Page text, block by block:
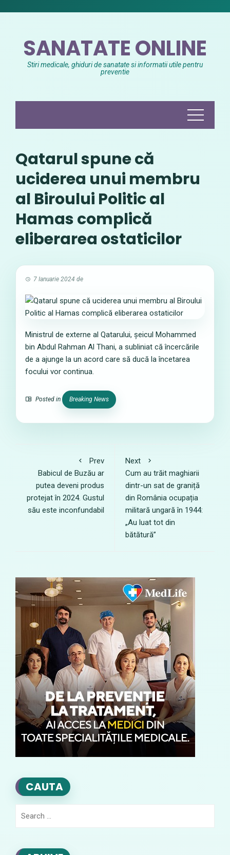
SANATATE ONLINE
Stiri medicale, ghiduri de sanatate si informatii utile pentru
preventie
Qatarul spune că
uciderea unui membru
al Biroului Politic al
Hamas complică
eliberarea ostaticilor
7 Ianuarie 2024 de
Ministrul de externe al Qatarului, șeicul Mohammed
bin Abdul Rahman Al Thani, a subliniat că încercările
de a ajunge la un acord care să ducă la încetarea
focului vor continua.
Posted in Breaking News
Prev
Babicul de Buzău ar
putea deveni produs
protejat în 2024. Gustul
său este inconfundabil
Next
Cum au trăit maghiarii
dintr-un sat de graniță
din România ocupația
militară ungară în 1944:
„Au luat tot din
bătătură”
CAUTA